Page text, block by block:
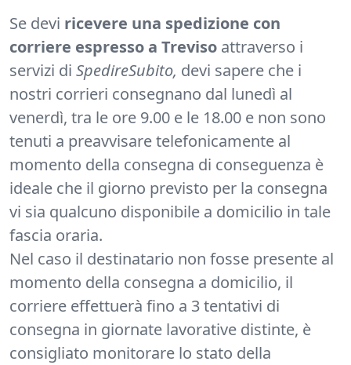
Se devi ricevere una spedizione con
corriere espresso a Treviso attraverso i
servizi di SpedireSubito, devi sapere che i
nostri corrieri consegnano dal lunedì al
venerdì, tra le ore 9.00 e le 18.00 e non sono
tenuti a preavvisare telefonicamente al
momento della consegna di conseguenza è
ideale che il giorno previsto per la consegna
vi sia qualcuno disponibile a domicilio in tale
fascia oraria.
Nel caso il destinatario non fosse presente al
momento della consegna a domicilio, il
corriere effettuerà fino a 3 tentativi di
consegna in giornate lavorative distinte, è
consigliato monitorare lo stato della